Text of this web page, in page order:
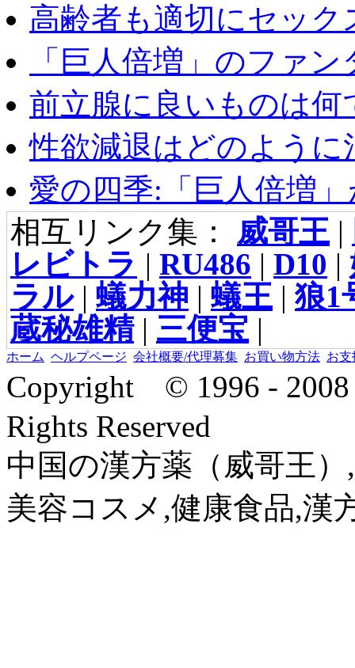
高齢者も適切にセック
「巨人倍増」のファ
前立腺に良いものは何
性欲減退はどのように
愛の四季:「巨人倍増
相互リンク集： 威哥王 |
レビトラ | RU486 | D10 |
ラル| 蟻力神 | 蟻王 |狼1
蔵秘雄精| 三便宝 |
ホーム ヘルプページ 会社概要/代理募集 お買い物方法 お支
Copyright © 1996 -
Rights Reserved
中国の漢方薬（威哥王
美容コスメ,健康食品,漢